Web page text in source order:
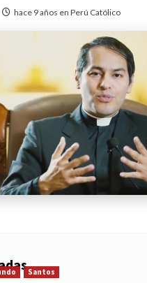
hace 9 años en Perú Católico
Santos